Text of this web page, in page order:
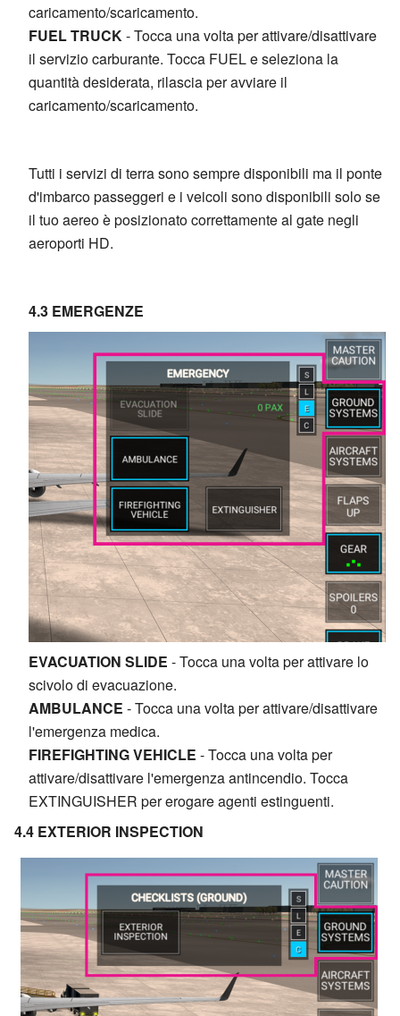
caricamento/scaricamento.
FUEL TRUCK- Tocca una volta per attivare/disattivare
il servizio carburante. Tocca FUEL e seleziona la
quantità desiderata, rilascia per avviare il
caricamento/scaricamento.
Tutti i servizi di terra sono sempre disponibili ma il ponte
d'imbarco passeggeri e i veicoli sono disponibili solo se
il tuo aereo è posizionato correttamente al gate negli
aeroporti HD.
4.3 EMERGENZE
EVACUATION SLIDE - Tocca una volta per attivare lo
scivolo di evacuazione.
AMBULANCE - Tocca una volta per attivare/disattivare
l'emergenza medica.
FIREFIGHTING VEHICLE - Tocca una volta per
attivare/disattivare l'emergenza antincendio. Tocca
EXTINGUISHER per erogare agenti estinguenti.
4.4 EXTERIOR INSPECTION